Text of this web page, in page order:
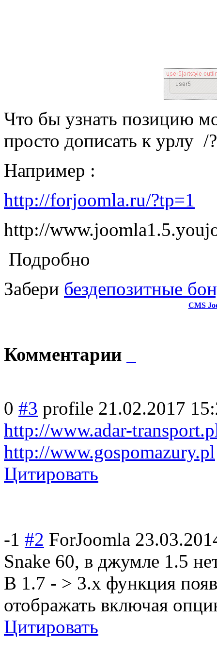
Что бы узнать позицию
просто дописать к урлу /
Например :
http://forjoomla.ru/?tp=1
http://
Подробно
Забери бездепозитные
CMS
Комментарии
0 #3 profile 21.02.2017
http://www.adar-
http://www.gospomazury.pl
Цитировать
-1 #2 ForJoomla
Snake 60, в джумле 1.5
В 1.7 - > 3.x функция
отображать включая
Цитировать